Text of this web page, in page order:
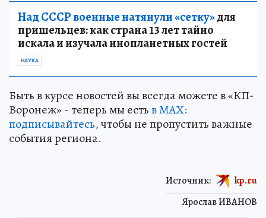
Над СССР военные натянули «сетку»для
пришельцев: как страна 13 лет тайно
искала и изучала инопланетных гостей
НАУКА
Быть в курсе новостей вы всегда можете в «КП-
Воронеж» - теперь мы естьв МАХ:
подписывайтесь,чтобы не пропустить важные
события региона.
Ярослав ИВАНОВ
Источник: kp.ru